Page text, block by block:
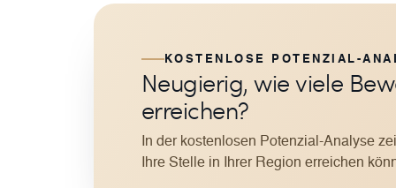
KOSTENLOSE POTENZIAL-
Neugierig, wie viele
erreichen?
In der kostenlosen Potenzial-Analyse
Ihre Stelle in Ihrer Region erreichen